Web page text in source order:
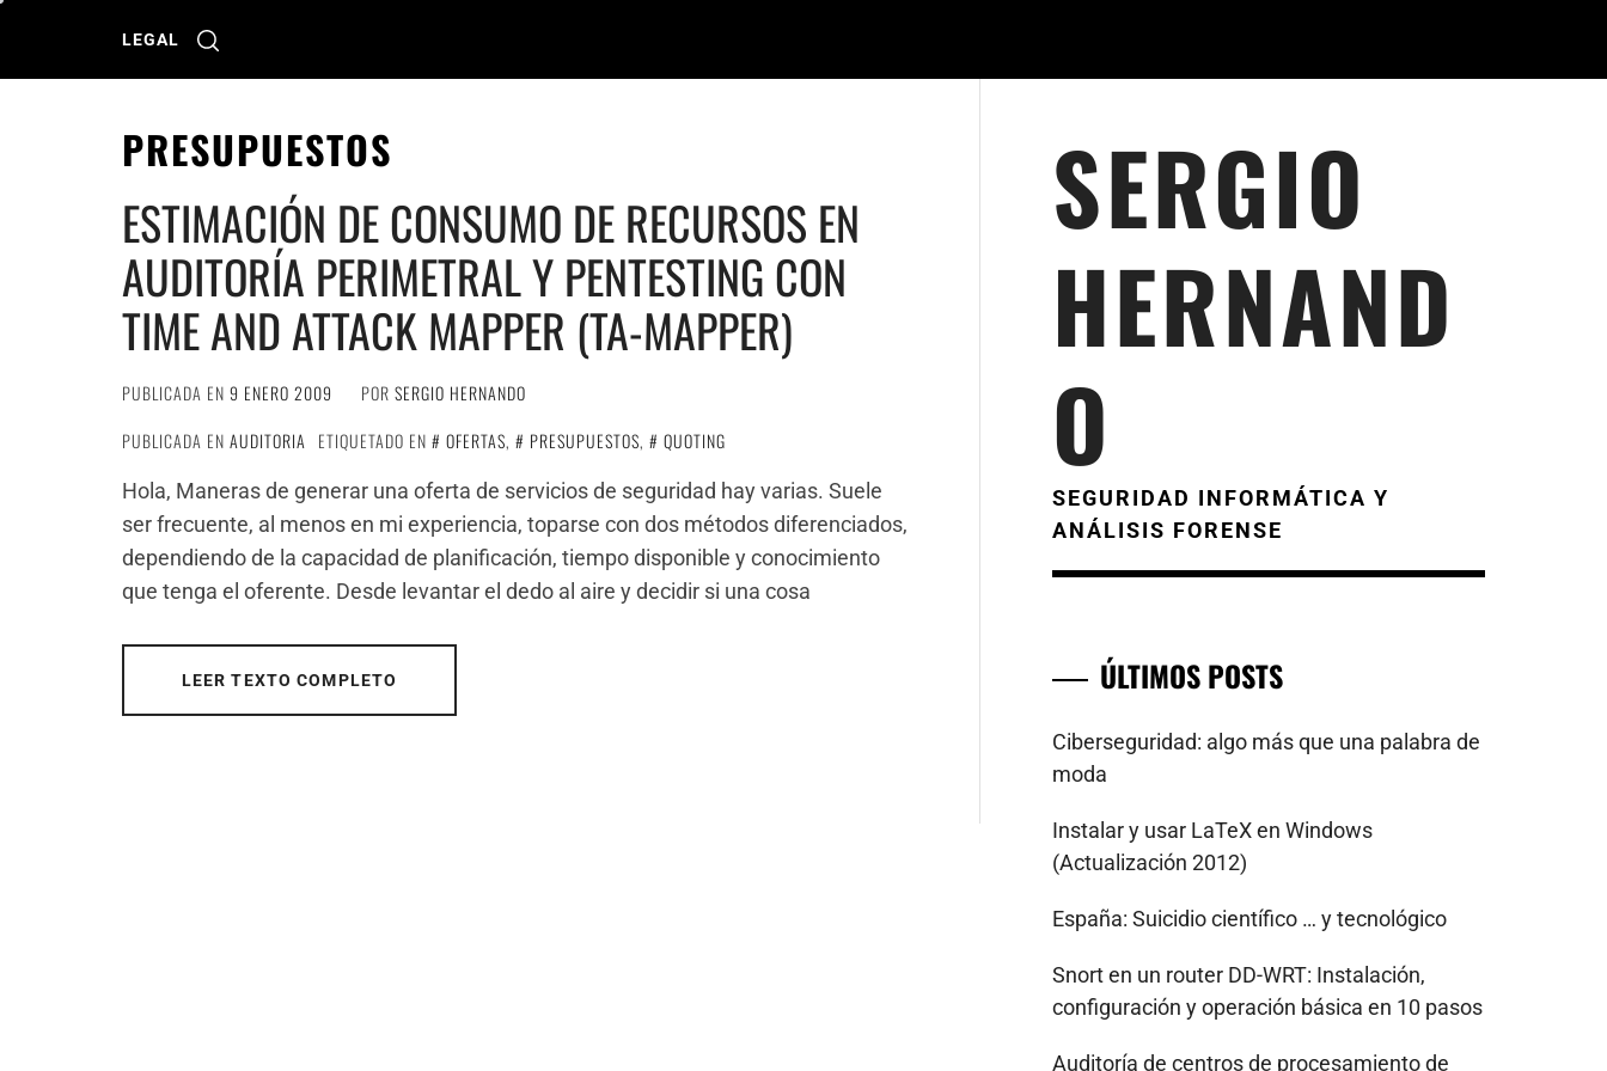
LEGAL
PRESUPUESTOS
ESTIMACIÓN DE CONSUMO DE RECURSOS EN
AUDITORÍA PERIMETRAL Y PENTESTING CON
TIME AND ATTACK MAPPER (TA-MAPPER)
PUBLICADA EN 9 ENERO 2009 POR SERGIO HERNANDO
PUBLICADA EN AUDITORIA ETIQUETADO EN OFERTAS, PRESUPUESTOS,
QUOTING
Hola, Maneras de generar una oferta de servicios de seguridad hay varias. Suele
ser frecuente, al menos en mi experiencia, toparse con dos métodos diferenciados,
dependiendo de la capacidad de planificación, tiempo disponible y conocimiento
que tenga el oferente. Desde levantar el dedo al aire y decidir si una cosa
LEER TEXTO COMPLETO
SERGIO
HERNAND
O
SEGURIDAD INFORMÁTICA Y
ANÁLISIS FORENSE
ÚLTIMOS POSTS
Ciberseguridad: algo más que una palabra de
moda
Instalar y usar LaTeX en Windows
(Actualización 2012)
España: Suicidio científico … y tecnológico
Snort en un router DD-WRT: Instalación,
configuración y operación básica en 10 pasos
Auditoría de centros de procesamiento de